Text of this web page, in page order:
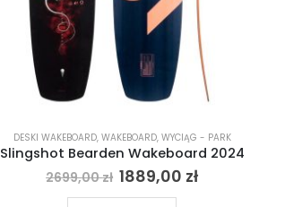
DESKI WAKEBOARD, WAKEBOARD, WYCIĄG - PARK
Slingshot Bearden Wakeboard 2024
2699,00zł 1889,00 zł